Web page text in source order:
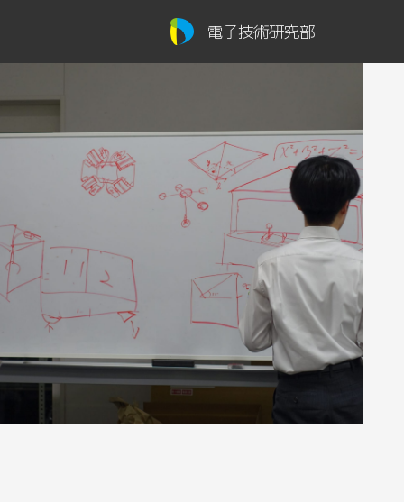
電子技術研究部